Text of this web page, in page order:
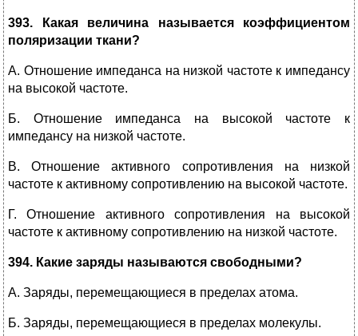
393. Какая величина называется коэффициентом
поляризации ткани?
А. Отношение импеданса на низкой частоте к импедансу
на высокой частоте.
Б. Отношение импеданса на высокой частоте к
импедансу на низкой частоте.
В. Отношение активного сопротивления на низкой
частоте к активному сопротивлению на высокой частоте.
Г. Отношение активного сопротивления на высокой
частоте к активному сопротивлению на низкой частоте.
394. Какие заряды называются свободными?
А. Заряды, перемещающиеся в пределах атома.
Б. Заряды, перемещающиеся в пределах молекулы.